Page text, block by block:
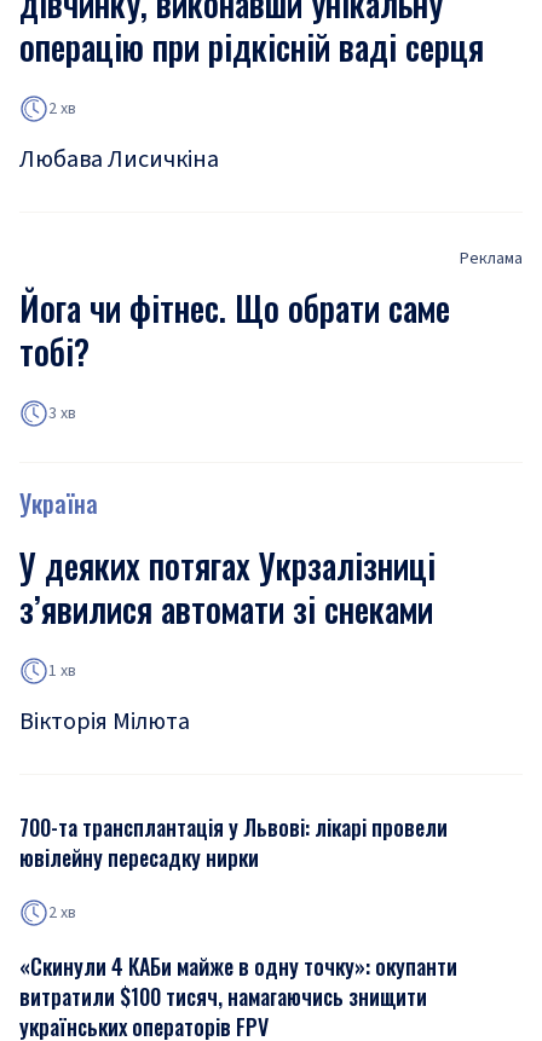
операцію при рідкісній ваді серця
2 хв
Любава Лисичкіна
Реклама
Йога чи фітнес. Що обрати саме
тобі?
3 хв
Україна
У деяких потягах Укрзалізниці
з’явилися автомати зі снеками
1 хв
Вікторія Мілюта
700-та трансплантація у Львові: лікарі провели
ювілейну пересадку нирки
2 хв
«Скинули 4 КАБи майже в одну точку»: окупанти
витратили $100 тисяч, намагаючись знищити
українських операторів FPV